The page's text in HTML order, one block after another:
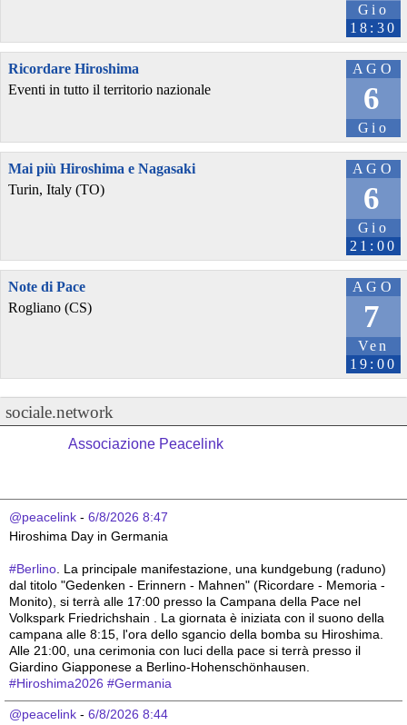
Gio
18:30
AGO
6
Gio
Ricordare Hiroshima
Eventi in tutto il territorio nazionale
AGO
6
Gio
21:00
Mai più Hiroshima e Nagasaki
Turin, Italy (TO)
AGO
7
Ven
19:00
Note di Pace
Rogliano (CS)
sociale.network
Associazione Peacelink
@peacelink - 6/8/2026 8:47
Hiroshima Day in Germania
#Berlino . La principale manifestazione, una kundgebung (raduno)
dal titolo "Gedenken - Erinnern - Mahnen" (Ricordare - Memoria -
Monito), si terrà alle 17:00 presso la Campana della Pace nel
Volkspark Friedrichshain . La giornata è iniziata con il suono della
campana alle 8:15, l'ora dello sgancio della bomba su Hiroshima.
Alle 21:00, una cerimonia con luci della pace si terrà presso il
Giardino Giapponese a Berlino-Hohenschönhausen.
#Hiroshima2026 #Germania
@peacelink - 6/8/2026 8:44